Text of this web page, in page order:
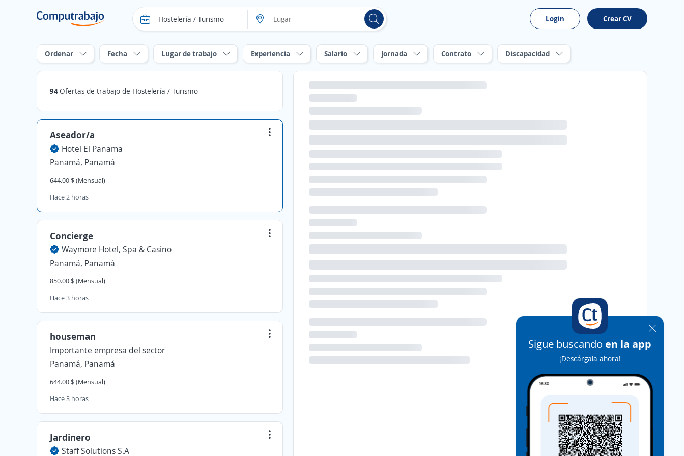
Login Crear CV
Ordenar Fecha Lugar de trabajo Experiencia Salario Jornada Contrato Discapacidad
94Ofertas de trabajo de Hostelería / Turismo
Aseador/a
Hotel El Panama
Panamá, Panamá
644.00 $ (Mensual)
Hace 2 horas
Concierge
Waymore Hotel, Spa & Casino
Panamá, Panamá
850.00 $ (Mensual)
Hace 3 horas
houseman
Importante empresa del sector
Panamá, Panamá
644.00 $ (Mensual)
Hace 3 horas
Jardinero
Staff Solutions S.A
Sigue buscando en la app
¡Descárgala ahora!